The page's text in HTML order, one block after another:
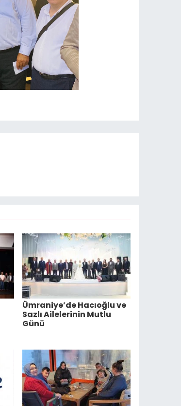
Ümraniye’de Hacıoğlu ve
Sazlı Ailelerinin Mutlu
Günü